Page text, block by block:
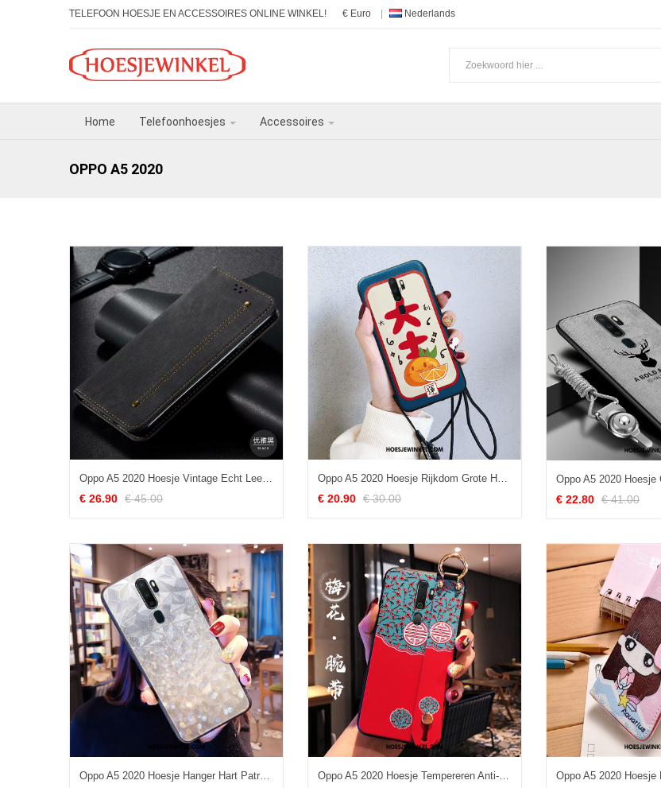
TELEFOON HOESJE EN ACCESSOIRES ONLINE WINKEL! € Euro Nederlands
Home Telefoonhoesjes Accessoires
OPPO A5 2020
Oppo A5 2020 Hoesje Vintage Echt Leer Zwart, Oppo A5 2020 Hoesje Siliconen Leren Etui
€ 26.90 € 45.00
Oppo A5 2020 Hoesje Rijkdom Grote Hoes, Oppo A5 2020 Hoesje Mobiele Telefoon
€ 20.90 € 30.00 € 22.80 € 41.00